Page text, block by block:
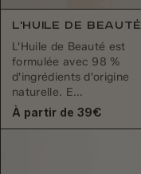
L'Huile de Beauté
L'Huile de Beauté est
formulée avec 98 %
d'ingrédients d'origine
naturelle. E...
À partir de 39€